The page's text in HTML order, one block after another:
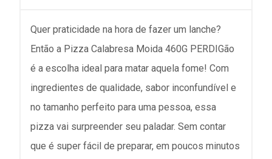
Quer praticidade na hora de fazer um lanche?
Então a Pizza Calabresa Moida 460G PERDIGão
é a escolha ideal para matar aquela fome! Com
ingredientes de qualidade, sabor inconfundível e
no tamanho perfeito para uma pessoa, essa
pizza vai surpreender seu paladar. Sem contar
que é super fácil de preparar, em poucos minutos